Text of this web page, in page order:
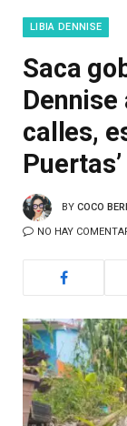
LIBIA DENNISE
Saca
calles,
Puertas’
BY COCO
NO HAY